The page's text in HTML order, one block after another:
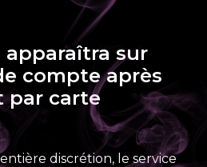
sur
compte après
par carte
discrétion, le service